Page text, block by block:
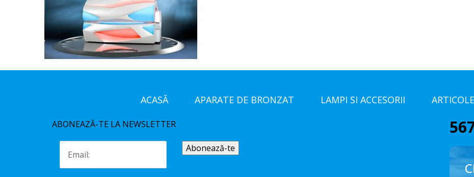
ACASĂ APARATE DE BRONZAT LAMPI SI ACCESORII ARTICOLE
ABONEAZĂ-TE LA NEWSLETTER